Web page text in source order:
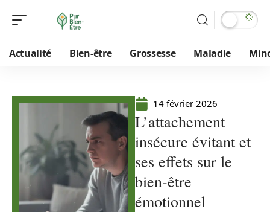
Actualité Bien-être Grossesse Maladie
14 février 2026
L’attachement
insécure évitant et
ses effets sur le
bien-être
émotionnel